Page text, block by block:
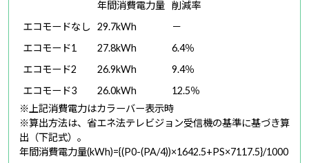
年間消費電力量 削減率
エコモードなし
29.7kWh
－
エコモード1
27.8kWh
6.4％
エコモード2
26.9kWh
9.4％
エコモード3
26.0kWh
12.5％
※上記消費電力はカラーバー表示時
※算出方法は、省エネ法テレビジョン受信機の基準に基づき算
出（下記式）。
年間消費電力量(kWh)={(P0-(PA/4))×1642.5+PS×7117.5}/1000